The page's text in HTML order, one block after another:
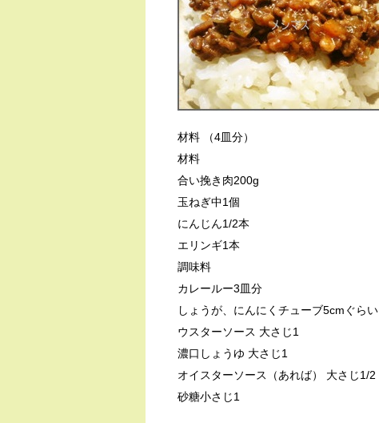
材料 （4皿分）
材料
合い挽き肉200g
玉ねぎ中1個
にんじん1/2本
エリンギ1本
調味料
カレールー3皿分
しょうが、にんにくチューブ5cmぐらい
ウスターソース 大さじ1
濃口しょうゆ 大さじ1
オイスターソース（あれば） 大さじ1/2
砂糖小さじ1